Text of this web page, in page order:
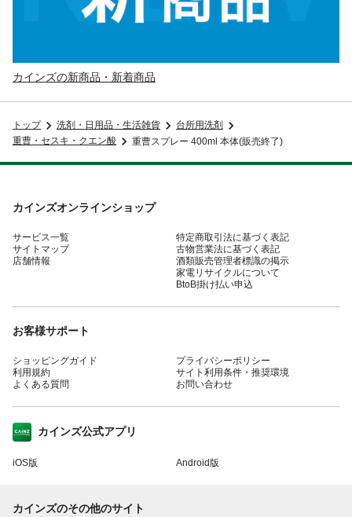
カインズの新商品・新着商品
トップ 洗剤・日用品・生活雑貨
台所用洗剤
重曹・セスキ・クエン酸
重曹スプレー 400ml 本体(販売終了)
カインズオンラインショップ
サービス一覧
サイトマップ
店舗情報
特定商取引法に基づく表記
古物営業法に基づく表記
酒類販売管理者標識の掲示
家電リサイクルについて
BtoB掛け払い申込
お客様サポート
ショッピングガイド
利用規約
よくある質問
プライバシーポリシー
サイト利用条件・推奨環境
お問い合わせ
カインズ公式アプリ
iOS版 Android版
カインズのその他のサイト